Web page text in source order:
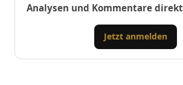
Analysen und Kommentare
Jetzt anmelden